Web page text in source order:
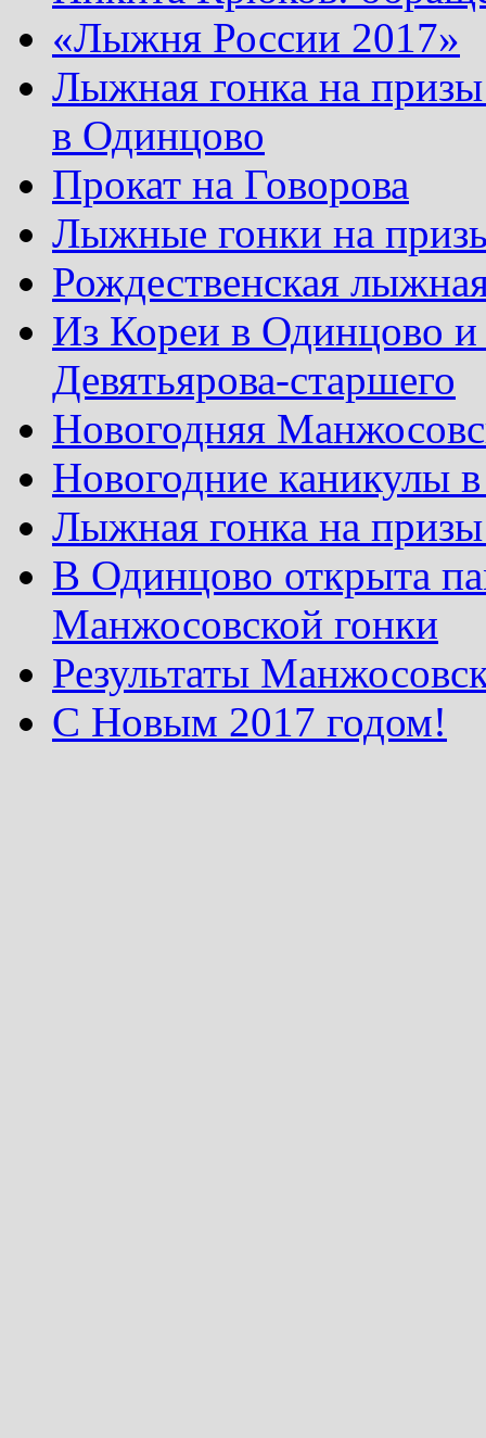
«Лыжня России 2017»
Лыжная гонка на
в Одинцово
Прокат на Говорова
Лыжные гонки на
Рождественская
Из Кореи в Одинцово
Девятьярова-старшего
Новогодняя
Новогодние каникулы
Лыжная гонка на
В Одинцово открыта
Манжосовской гонки
Результаты
С Новым 2017 годом!